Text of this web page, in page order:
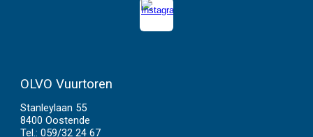
OLVO Vuurtoren
Stanleylaan 55
8400 Oostende
Tel.:059/32 24 67